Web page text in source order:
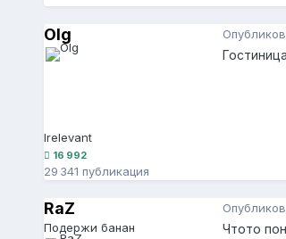
Olg
Irelevant
16 992
29 341 публикация
RaZ
Подержи банан
Чтото